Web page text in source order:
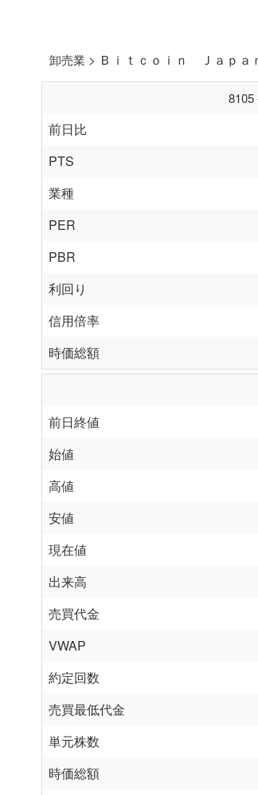
卸売業 > Ｂｉｔｃｏｉｎ Ｊａｐａ
前日比
PTS
業種
PER
PBR
利回り
信用倍率
時価総額
前日終値
始値
高値
安値
現在値
出来高
売買代金
VWAP
約定回数
売買最低代金
単元株数
時価総額